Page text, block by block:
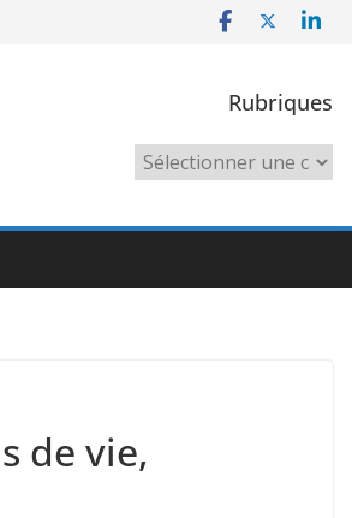
Rubriques
Rubriques
de vie,